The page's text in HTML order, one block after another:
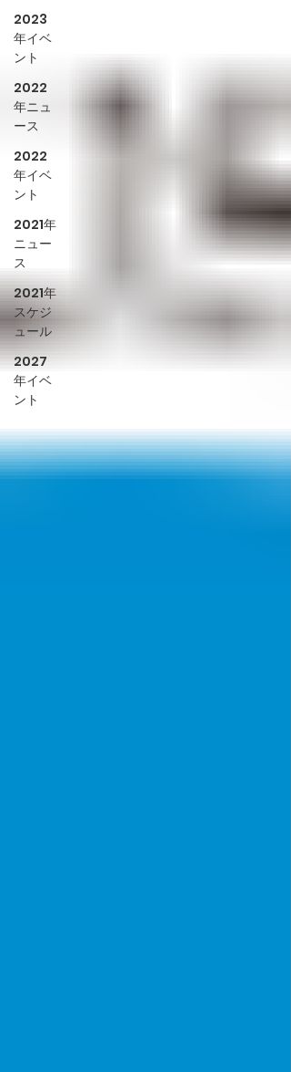
2023
年イベ
ント
2022
年ニュ
ース
2022
年イベ
ント
2021年
ニュー
ス
2021年
スケジ
ュール
2027
年イベ
ント